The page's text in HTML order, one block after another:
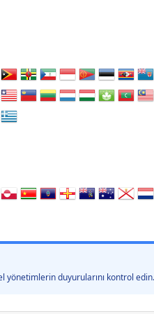
yönetimlerin duyurularını kontrol edin.